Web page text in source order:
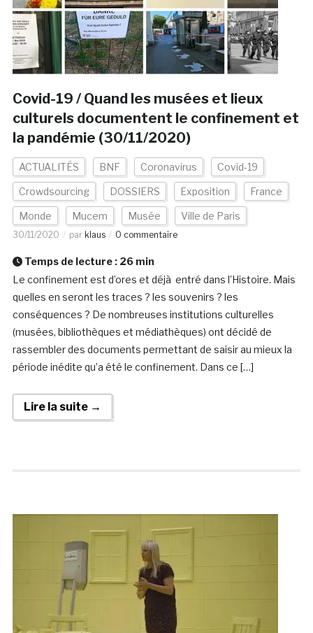
Covid-19 / Quand les musées et lieux
culturels documentent le confinement et
la pandémie (30/11/2020)
ACTUALITÉS BNF Coronavirus Covid-19
Crowdsourcing DOSSIERS Exposition France
Monde Mucem Musée Ville de Paris
30/11/2020 par klaus 0 commentaire
Temps de lecture : 26 min
Le confinement est d’ores et déjà entré dans l’Histoire. Mais
quelles en seront les traces ? les souvenirs ? les
conséquences ? De nombreuses institutions culturelles
(musées, bibliothèques et médiathèques) ont décidé de
rassembler des documents permettant de saisir au mieux la
période inédite qu’a été le confinement. Dans ce […]
Lire la suite →